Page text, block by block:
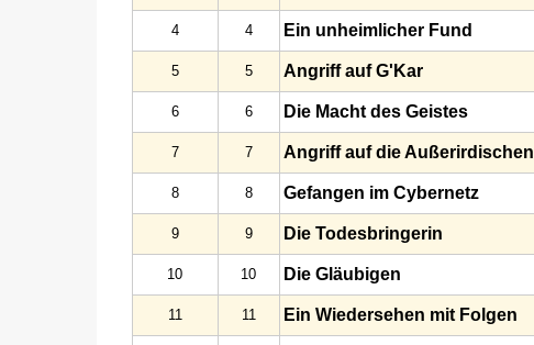
4 4 Ein unheimlicher Fund
5 5 Angriff auf G'Kar
6 6 Die Macht des Geistes
7 7 Angriff auf die Außerirdischen
8 8 Gefangen im Cybernetz
9 9 Die Todesbringerin
10 10 Die Gläubigen
11 11 Ein Wiedersehen mit Folgen